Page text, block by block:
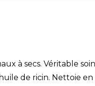
à secs. Véritable
de ricin. Nettoie